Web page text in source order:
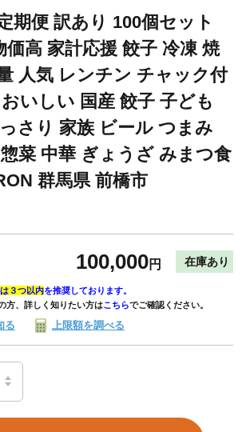
期便 訳あり 100個セット
価高 家計応援 餃子 冷凍 焼
人気 レンチン チャック付
いしい 国産 餃子 子ども
さり 家族 ビール つまみ
菜 中華 ぎょうざ みまつ食
群馬県 前橋市
100,000円 在庫あり
３つ以内を推奨しております。
方、詳しく知りたい方はこちらでご確認ください。
る 上限額を調べる